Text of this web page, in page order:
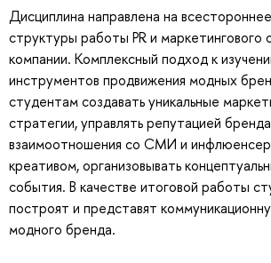
Дисциплина направлена на
структуры работы PR и маркетингового
компании. Комплексный подход к
инструментов продвижения модных
студентам создавать уникальные
стратегии, управлять репутацией
взаимоотношения со СМИ и
креативом, организовывать
события. В качестве итоговой работы
построят и представят
модного бренда.